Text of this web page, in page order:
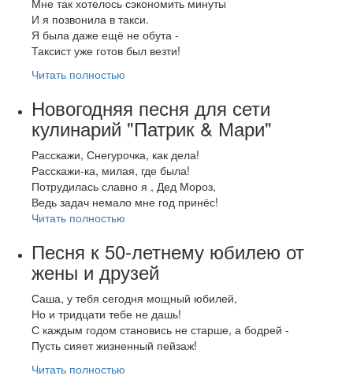
И я позвонила в такси.
Я была даже ещё не обута -
Таксист уже готов был везти!
Читать полностью
Новогодняя песня для сети
кулинарий "Патрик & Мари"
Расскажи, Снегурочка, как дела!
Расскажи-ка, милая, где была!
Потрудилась славно я , Дед Мороз,
Ведь задач немало мне год принёс!
Читать полностью
Песня к 50-летнему юбилею от
жены и друзей
Саша, у тебя сегодня мощный юбилей,
Но и тридцати тебе не дашь!
С каждым годом становись не старше, а бодрей -
Пусть сияет жизненный пейзаж!
Читать полностью